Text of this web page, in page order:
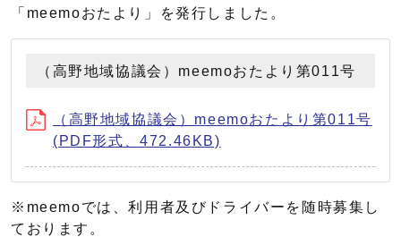
「meemoおたより」を発行しました。
（高野地域協議会）meemoおたより第011号
（高野地域協議会）meemoおたより第011号
(PDF形式、472.46KB)
※meemoでは、利用者及びドライバーを随時募集し
ております。